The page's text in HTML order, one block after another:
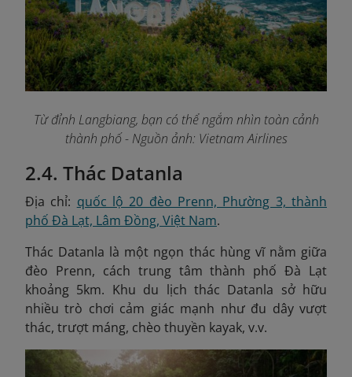
Từ đỉnh Langbiang, bạn có thể ngắm nhìn toàn cảnh
thành phố- Nguồn ảnh: Vietnam Airlines
2.4. Thác Datanla
Địa chỉ: quốc lộ 20 đèo Prenn, Phường 3, thành
phố Đà Lạt, Lâm Đồng, Việt Nam.
Thác Datanla là một ngọn thác hùng vĩ nằm giữa
đèo Prenn, cách trung tâm thành phố Đà Lạt
khoảng 5km. Khu du lịch thác Datanla sở hữu
nhiều trò chơi cảm giác mạnh như đu dây vượt
thác, trượt máng, chèo thuyền kayak, v.v.